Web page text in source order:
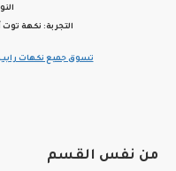
التجربة: نكهة توت
تسوق جميع نكهات رايب
من نفس القسم